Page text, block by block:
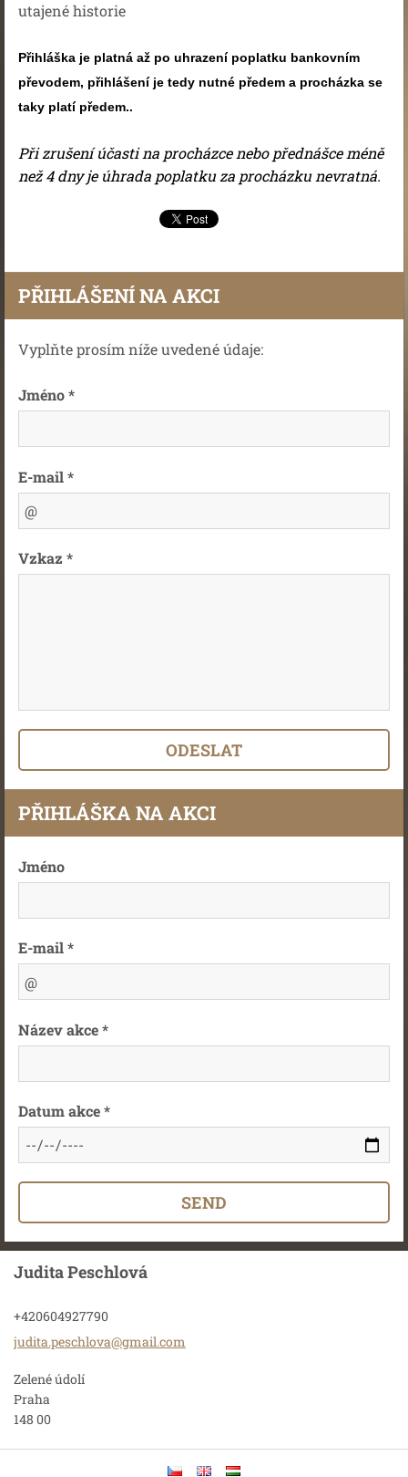
utajené historie
Přihláška je platná až po uhrazení poplatku bankovním
převodem, přihlášení je tedy nutné předem a procházka se
taky platí předem..
Při zrušení účasti na procházce nebo přednášce méně
než 4 dny je úhrada poplatku za procházku nevratná.
PŘIHLÁŠENÍ NA AKCI
Vyplňte prosím níže uvedené údaje:
Jméno *
E-mail *
Vzkaz *
PŘIHLÁŠKA NA AKCI
Jméno
E-mail *
Název akce *
Datum akce *
Judita Peschlová
+420604927790
judita.peschlova@gmail.com
Zelené údolí
Praha
148 00